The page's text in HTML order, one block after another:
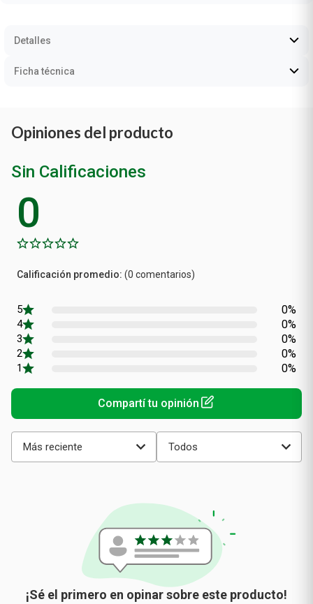
Detalles
Ficha técnica
Opiniones del producto
Sin Calificaciones
0
Calificación
promedio
(0 comentarios)
0%
0%
0%
0%
0%
Más reciente Todos